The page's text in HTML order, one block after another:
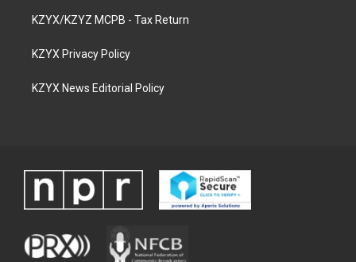
KZYX/KZYZ MCPB - Tax Return
KZYX Privacy Policy
KZYX News Editorial Policy